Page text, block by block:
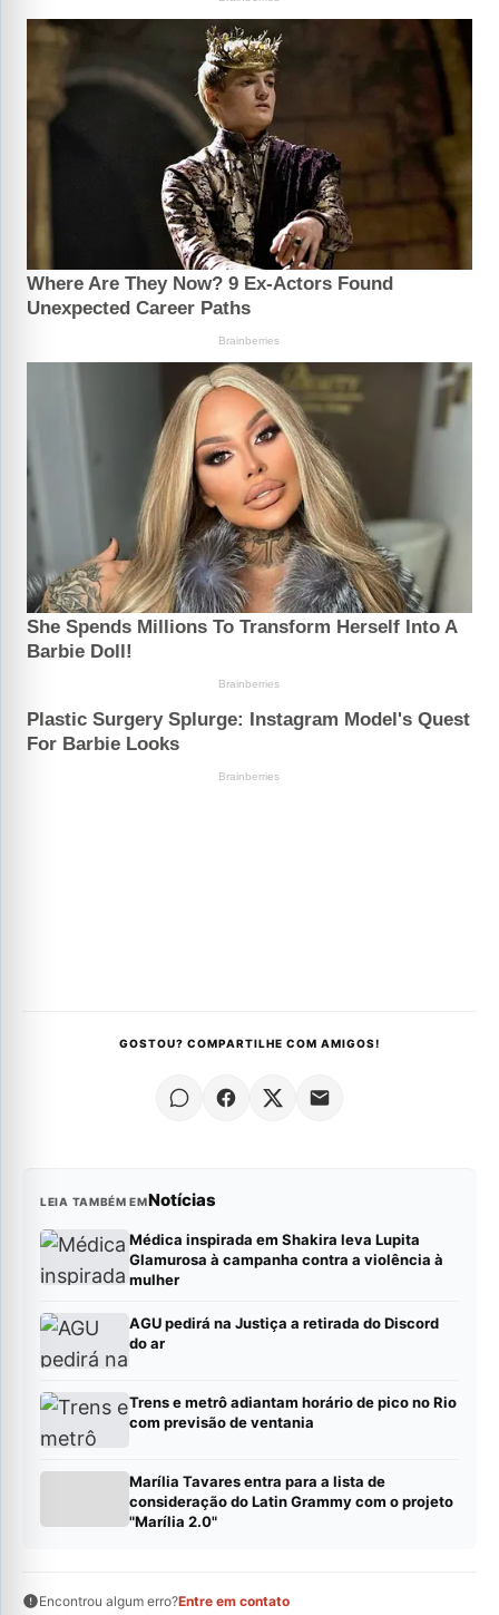
GOSTOU? COMPARTILHE COM AMIGOS!
LEIA TAMBÉM EMNotícias
Médica inspirada em Shakira leva Lupita
Glamurosa à campanha contra a violência à
mulher
AGU pedirá na Justiça a retirada do Discord
do ar
Trens e metrô adiantam horário de pico no Rio
com previsão de ventania
Marília Tavares entra para a lista de
consideração do Latin Grammy com o projeto
"Marília 2.0"
Encontrou algum erro?Entre em contato